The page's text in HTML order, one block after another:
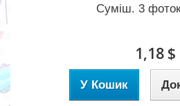
Суміш. 3
1,18 $
У Кошик